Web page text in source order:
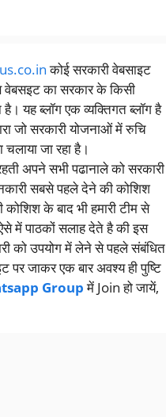
कोई सरकारी वेबसाइट
वेबसइट का सरकार के किसी
यह ब्लॉग एक व्यक्तिगत ब्लॉग है
जो सरकारी योजनाओं में रुचि
चलाया जा रहा है।
अपने सभी पढानाले को सरकारी
सबसे पहले देने की कोशिश
के बाद भी हमारी टीम से
में पाठकों सलाह देते है की इस
को उपयोग में लेने से पहले संबंधित
पर जाकर एक बार अवश्य ही पुष्टि
Groupमें Join हो जायें,